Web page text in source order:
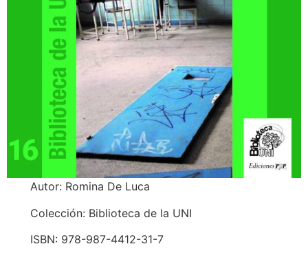
Autor: Romina De Luca
Colección: Biblioteca de la UNI
ISBN: 978-987-4412-31-7